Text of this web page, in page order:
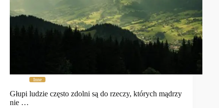
Inne
Głupi ludzie często zdolni są do rzeczy, których mądrzy
nie …